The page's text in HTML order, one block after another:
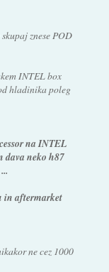
znese POD
INTEL box
hladinika poleg
na INTEL
dava neko h87
in aftermarket
ne cez 1000